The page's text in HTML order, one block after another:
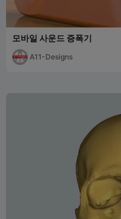
모바일 사운드 증폭기
A11-Designs